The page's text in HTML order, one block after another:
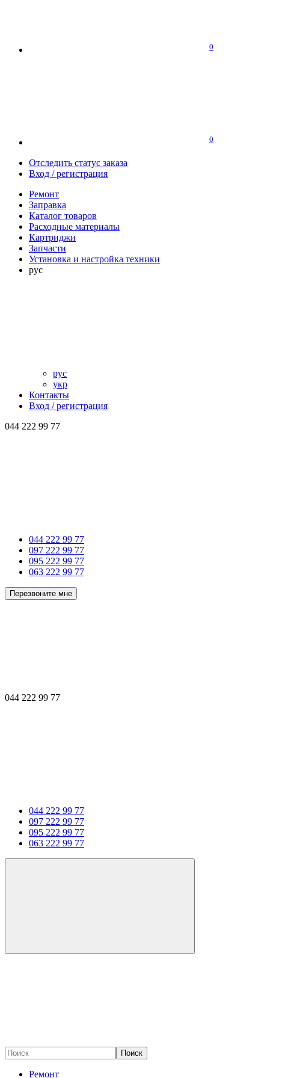
0
0
Отследить статус заказа
Вход / регистрация
Ремонт
Заправка
Каталог товаров
Расходные материалы
Картриджи
Запчасти
Установка и настройка техники
рус
рус
укр
Контакты
Вход / регистрация
044 222 99 77
044 222 99 77
097 222 99 77
095 222 99 77
063 222 99 77
Перезвоните мне
044 222 99 77
044 222 99 77
097 222 99 77
095 222 99 77
063 222 99 77
Поиск
Ремонт